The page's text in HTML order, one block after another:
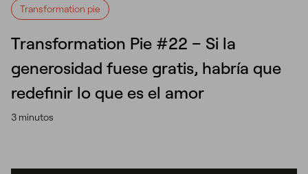
Transformation pie
Transformation Pie #22 – Si la
generosidad fuese gratis, habría que
redefinir lo que es el amor
3 minutos